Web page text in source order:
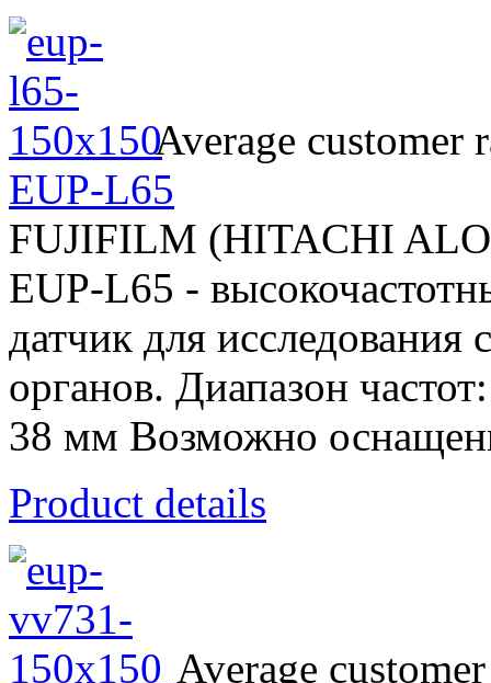
Average customer
EUP-L65
FUJIFILM (HITACHI
EUP-L65 -
датчик для
органов. Диапазон
38 мм Возможно
Product details
Average